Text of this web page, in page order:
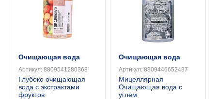
Очищающая вода
Артикул: 8809541280368
Глубоко очищающая
вода с экстрактами
фруктов
Очищающая вода
Артикул:8809446652437
Мицеллярная
Очищающая вода с
углем